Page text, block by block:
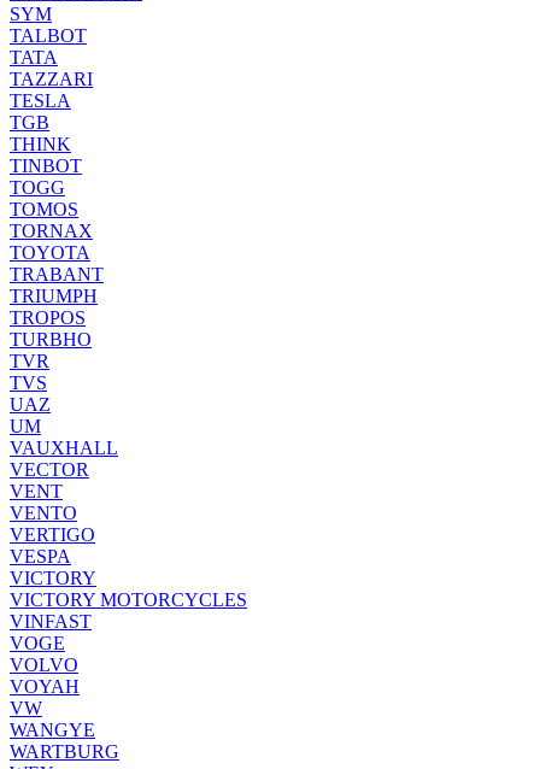
SYM
TALBOT
TATA
TAZZARI
TESLA
TGB
THINK
TINBOT
TOGG
TOMOS
TORNAX
TOYOTA
TRABANT
TRIUMPH
TROPOS
TURBHO
TVR
TVS
UAZ
UM
VAUXHALL
VECTOR
VENT
VENTO
VERTIGO
VESPA
VICTORY
VICTORY MOTORCYCLES
VINFAST
VOGE
VOLVO
VOYAH
VW
WANGYE
WARTBURG